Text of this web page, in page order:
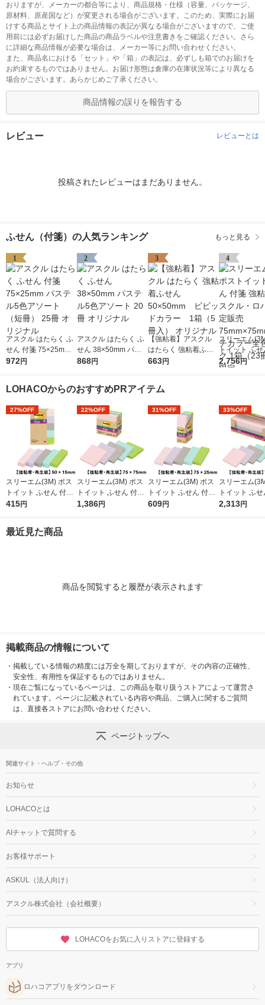
おりますが、メーカーの都合等により、商品規格・仕様（容量、パッケージ、
原材料、原産国など）が変更される場合がございます。このため、実際にお届
けする商品とサイト上の商品情報の表記が異なる場合がございますので、ご使
用前には必ずお届けした商品の商品ラベルや注意書きをご確認ください。さら
に詳細な商品情報が必要な場合は、メーカー等にお問い合わせください。
また、商品名における「セット」や「箱」の表記は、必ずしも箱でのお届けを
お約束するものではありません。お届け形態は倉庫の在庫状況等により異なる
場合がございます。あらかじめご了承ください。
商品情報の誤りを報告する
レビュー レビューとは
投稿されたレビューはまだありません。
ふせん（付箋）の人気ランキング もっと見る
1
アスクル はたらく ふ
せん 付箋 75×25mm
パステル5色アソート
972円
2
アスクル はたらく ふ
せん 38×50mm パス
テル5色アソート 20冊
868円
3
【強粘着】アスクル
はたらく 強粘着ふせ
ん 50×50mm ビビ
663円
4
スリーエム
トイット ふ
強粘着 アスク
2,756円
LOHACOからのおすすめPRアイテム
27%OFF
スリーエム(3M) ポス
トイット ふせん 付箋
強粘着・再生紙 見出
0SS-AP2
415円
22%OFF
スリーエム(3M) ポス
トイット ふせん 付箋
強粘着・再生紙 ノー
1,386円
31%OFF
スリーエム(3M) ポス
トイット ふせん 付箋
強粘着・再生紙 75m
609円
33%OFF
スリーエム
トイット ふ
強粘着・再生
2,313円
最近見た商品
商品を閲覧すると履歴が表示されます
掲載商品の情報について
・ 掲載している情報の精度には万全を期しておりますが、その内容の正確性、
安全性、有用性を保証するものではありません。
・ 現在ご覧になっているページは、この商品を取り扱うストアによって運営さ
れています。ページに記載されている内容や商品、ご購入に関するご質問
は、直接各ストアにお問い合わせください。
ページトップへ
関連サイト・ヘルプ・その他
お知らせ
LOHACOとは
AIチャットで質問する
お客様サポート
ASKUL（法人向け）
アスクル株式会社（会社概要）
LOHACOをお気に入りストアに登録する
アプリ
ロハコアプリをダウンロード